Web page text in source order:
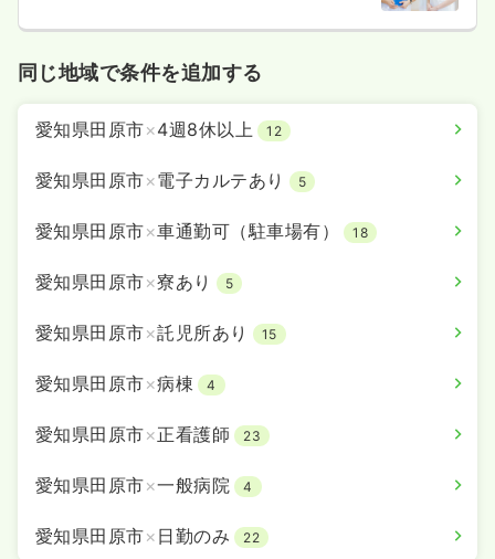
同じ地域で条件を追加する
愛知県田原市×4週8休以上 12
愛知県田原市×電子カルテあり 5
愛知県田原市×車通勤可（駐車場有） 18
愛知県田原市×寮あり 5
愛知県田原市×託児所あり 15
愛知県田原市×病棟 4
愛知県田原市×正看護師 23
愛知県田原市×一般病院 4
愛知県田原市× 日勤のみ 22